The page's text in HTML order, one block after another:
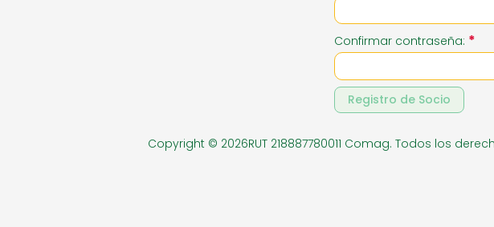
Confirmar contraseña: *
Registro de Socio
Copyright © 2026RUT 218887780011 Comag. Todos los